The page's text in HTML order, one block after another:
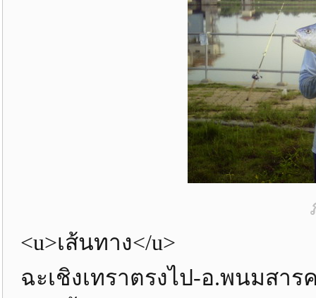
<u>เส้นทาง</u>
ฉะเชิงเทราตรงไป-อ.พนมสา